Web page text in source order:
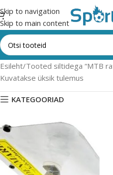
Skip to navigation
Skip to main content
Esileht Tooted siltidega “MTB
Kuvatakse üksik tulemus
KATEGOORIAD